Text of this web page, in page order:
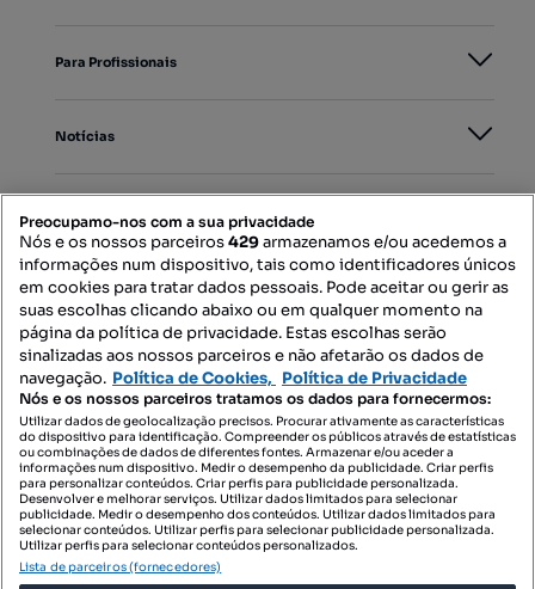
Para Profissionais
Notícias
Mapa do Site
Contacte-nos
SIGA-NOS:
DESCARREGAR NA:
Preocupamo-nos com a sua privacidade
Nós e os nossos parceiros429armazenamos e/ou acedemos a
informações num dispositivo, tais como identificadores únicos
em cookies para tratar dados pessoais. Pode aceitar ou gerir as
suas escolhas clicando abaixo ou em qualquer momento na
página da política de privacidade. Estas escolhas serão
sinalizadas aos nossos parceiros e não afetarão os dados de
navegação. Política de Cookies, Política de Privacidade
Nós e os nossos parceiros tratamos os dados para fornecermos:
Utilizar dados de geolocalização precisos. Procurar ativamente as características
do dispositivo para identificação. Compreender os públicos através de estatísticas
ou combinações de dados de diferentes fontes. Armazenar e/ou aceder a
informações num dispositivo. Medir o desempenho da publicidade. Criar perfis
para personalizar conteúdos. Criar perfis para publicidade personalizada.
Desenvolver e melhorar serviços. Utilizar dados limitados para selecionar
publicidade. Medir o desempenho dos conteúdos. Utilizar dados limitados para
selecionar conteúdos. Utilizar perfis para selecionar publicidade personalizada.
Utilizar perfis para selecionar conteúdos personalizados.
Lista de parceiros (fornecedores)